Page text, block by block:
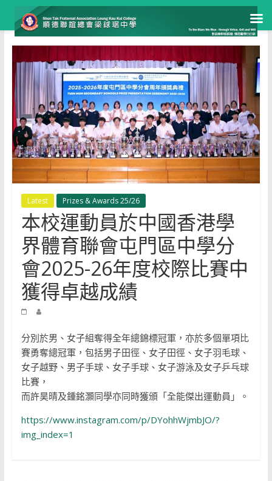
Skip
content
Latest Prizes & Awards 25/26
本校運動員於中國香港學
界體育聯會屯門區中學分
會2025-26年度校際比賽中
獲得卓越成績
分別於男、女子組奪得全年總錦標冠軍，亦於多個單項比
賽勇奪總冠軍，包括男子田徑、女子田徑、女子羽毛球、
女子越野、男子手球、女子手球、女子游泳及女子乒乓球
比賽，
而許昊晴及鍾銘灝同學亦同時獲頒「全能傑出運動員」。
https://www.instagram.com/p/DYohhWjmbJO/?
img_index=1